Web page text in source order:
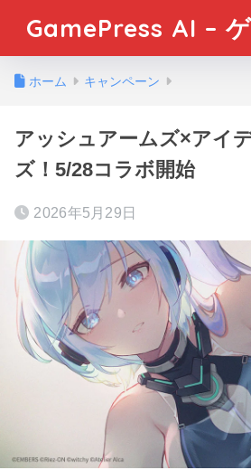
GamePress AI –
ホーム キャンペーン
アッシュアームズ×アイ
ズ！5/28コラボ開始
2026年5月29日